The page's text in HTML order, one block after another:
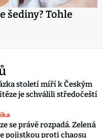
šediny? Tohle
století míří k Českým
je schválili středočeští
se právě rozpadá. Zelená
pojistkou proti chaosu